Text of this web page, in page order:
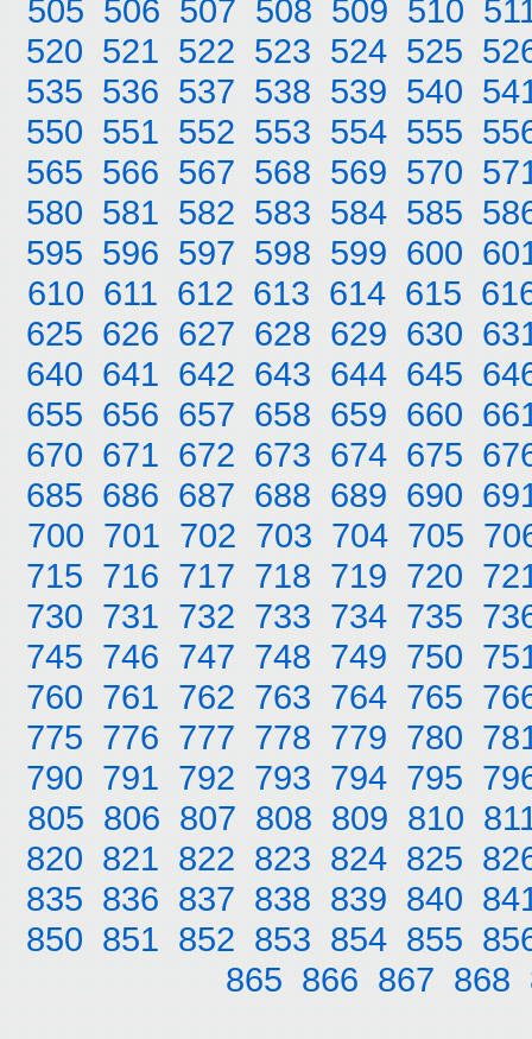
505 506 507 508 509 510
520 521 522 523 524 525
535 536 537 538 539 540
550 551 552 553 554 555
565 566 567 568 569 570
580 581 582 583 584 585
595 596 597 598 599 600
610 611 612 613 614 615
625 626 627 628 629 630
640 641 642 643 644 645
655 656 657 658 659 660
670 671 672 673 674 675
685 686 687 688 689 690
700 701 702 703 704 705
715 716 717 718 719 720
730 731 732 733 734 735
745 746 747 748 749 750
760 761 762 763 764 765
775 776 777 778 779 780
790 791 792 793 794 795
805 806 807 808 809 810
820 821 822 823 824 825
835 836 837 838 839 840
850 851 852 853 854 855
865 866 867 868